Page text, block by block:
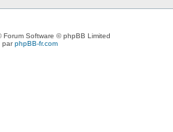
Forum Software © phpBB Limited
parphpBB-fr.com